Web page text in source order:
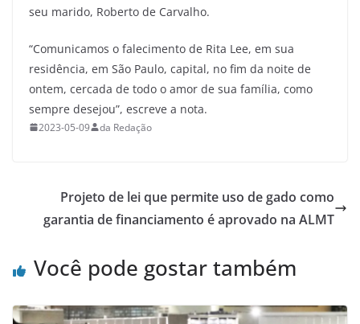
seu marido, Roberto de Carvalho.
“Comunicamos o falecimento de Rita Lee, em sua
residência, em São Paulo, capital, no fim da noite de
ontem, cercada de todo o amor de sua família, como
sempre desejou”, escreve a nota.
2023-05-09 da Redação
Projeto de lei que permite uso de gado como
garantia de financiamento é aprovado na ALMT
Você pode gostar também